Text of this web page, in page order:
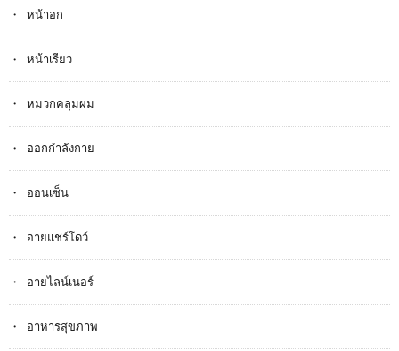
หน้าอก
หน้าเรียว
หมวกคลุมผม
ออกกำลังกาย
ออนเซ็น
อายแชร์โดว์
อายไลน์เนอร์
อาหารสุขภาพ